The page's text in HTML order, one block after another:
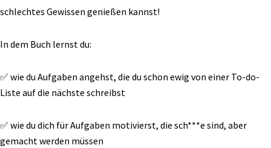
schlechtes Gewissen genießen kannst!
In dem Buch lernst du:
✅ wie du Aufgaben angehst, die du schon ewig von einer To-do-
Liste auf die nächste schreibst
✅ wie du dich für Aufgaben motivierst, die sch***e sind, aber
gemacht werden müssen